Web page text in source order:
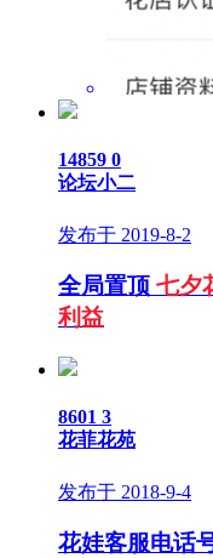
14859 0
论坛小二
发布于 2019-8-2
全局置顶 七夕
利益
8601 3
花菲花苑
发布于 2018-9-4
花娃客服电话